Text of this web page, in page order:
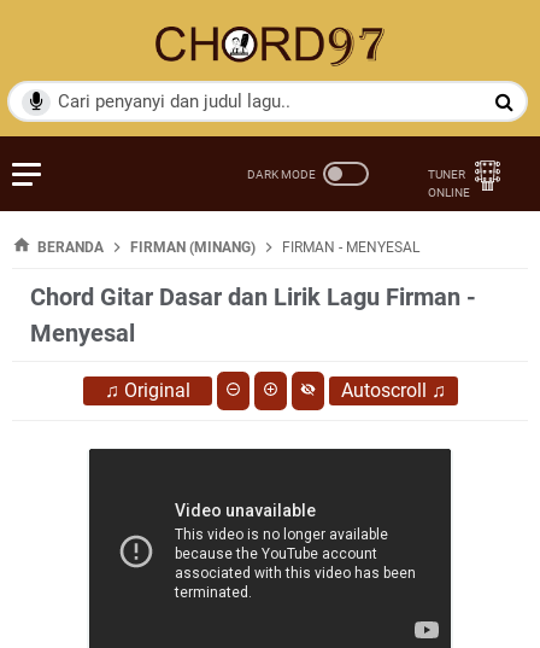
BERANDA FIRMAN (MINANG) FIRMAN - MENYESAL
Chord Gitar Dasar dan Lirik Lagu Firman -
Menyesal
♫ Original Autoscroll ♫